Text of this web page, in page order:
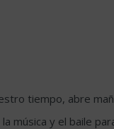
tiempo, abre
música y el baile